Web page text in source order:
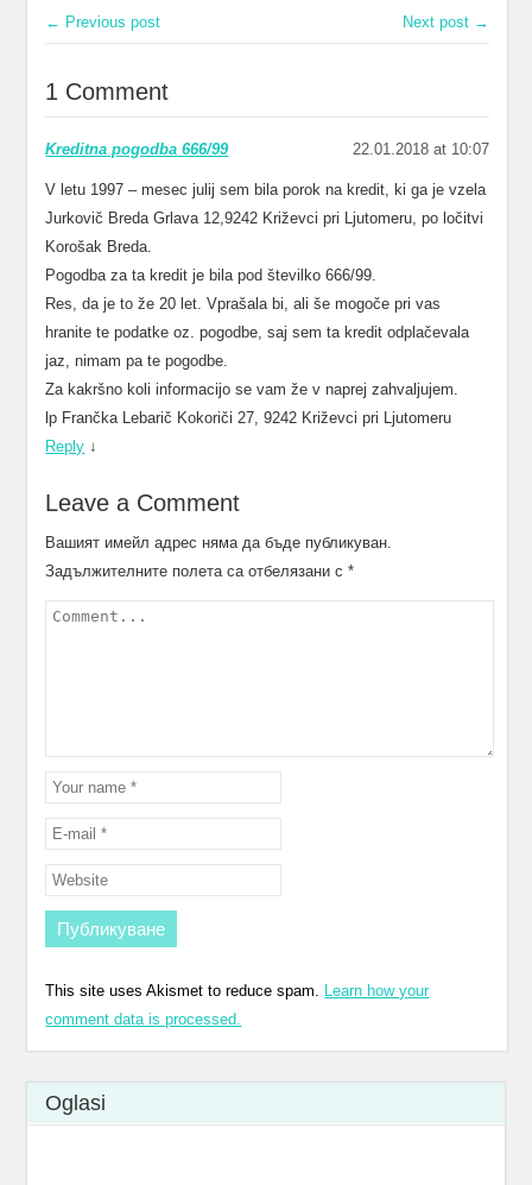
← Previous post Next post →
1 Comment
Kreditna pogodba 666/99 22.01.2018 at 10:07
V letu 1997 – mesec julij sem bila porok na kredit, ki ga je vzela
Jurkovič Breda Grlava 12,9242 Križevci pri Ljutomeru, po ločitvi
Korošak Breda.
Pogodba za ta kredit je bila pod številko 666/99.
Res, da je to že 20 let. Vprašala bi, ali še mogoče pri vas
hranite te podatke oz. pogodbe, saj sem ta kredit odplačevala
jaz, nimam pa te pogodbe.
Za kakršno koli informacijo se vam že v naprej zahvaljujem.
lp Frančka Lebarič Kokoriči 27, 9242 Križevci pri Ljutomeru
Reply ↓
Leave a Comment
Вашият имейл адрес няма да бъде публикуван.
Задължителните полета са отбелязани с*
This site uses Akismet to reduce spam. Learn how your
comment data is processed.
Oglasi